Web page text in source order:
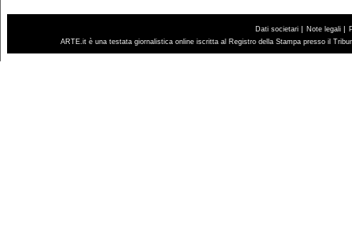
Dati societari | Note legali |
ARTE.it è una testata giornalistica online iscritta al Registro della Stampa presso il